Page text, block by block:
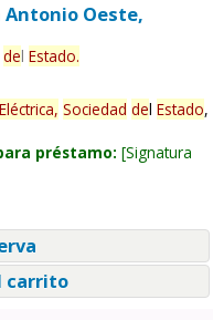
Oeste,
del Estado.
Eléctrica, Sociedad del Estado,
préstamo: Signatura
carrito